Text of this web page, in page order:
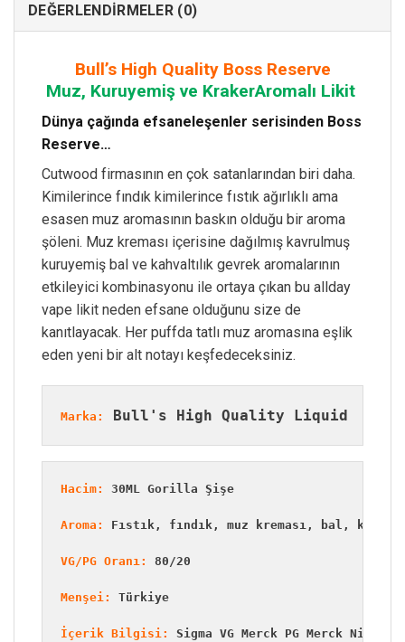
DEĞERLENDIRMELER (0)
Bull’s High Quality Boss Reserve
Muz, Kuruyemiş ve KrakerAromalı Likit
Dünya çağında efsaneleşenler serisinden Boss
Reserve…
Cutwood firmasının en çok satanlarından biri daha.
Kimilerince fındık kimilerince fıstık ağırlıklı ama
esasen muz aromasının baskın olduğu bir aroma
şöleni. Muz kreması içerisine dağılmış kavrulmuş
kuruyemiş bal ve kahvaltılık gevrek aromalarının
etkileyici kombinasyonu ile ortaya çıkan bu allday
vape likit neden efsane olduğunu size de
kanıtlayacak. Her puffda tatlı muz aromasına eşlik
eden yeni bir alt notayı keşfedeceksiniz.
Marka: Bull's High Quality Liquid
Hacim: 30ML Gorilla Şişe
Aroma: Fıstık, fındık, muz kreması, bal,
VG/PG Oranı: 80/20
Menşei: Türkiye
İçerik Bilgisi: Sigma VG Merck PG Merck Nic